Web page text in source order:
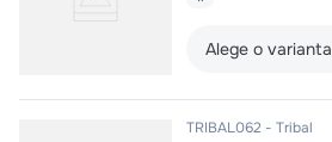
Alege o varianta
TRIBAL062 Tribal